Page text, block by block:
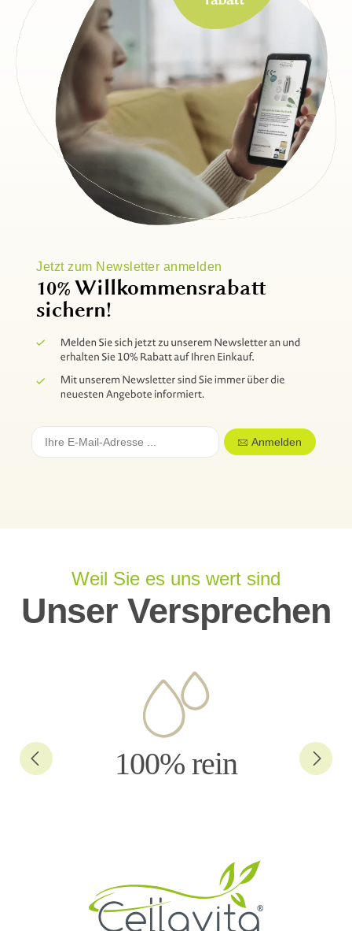
Jetzt zum Newsletter anmelden
10% Willkommensrabatt
sichern!
Anmelden
Weil Sie es uns wert sind
Unser Versprechen
100% rein